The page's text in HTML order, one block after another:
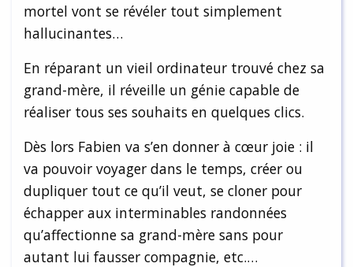
mortel vont se révéler tout simplement
hallucinantes…
En réparant un vieil ordinateur trouvé chez sa
grand-mère, il réveille un génie capable de
réaliser tous ses souhaits en quelques clics.
Dès lors Fabien va s’en donner à cœur joie : il
va pouvoir voyager dans le temps, créer ou
dupliquer tout ce qu’il veut, se cloner pour
échapper aux interminables randonnées
qu’affectionne sa grand-mère sans pour
autant lui fausser compagnie, etc.…